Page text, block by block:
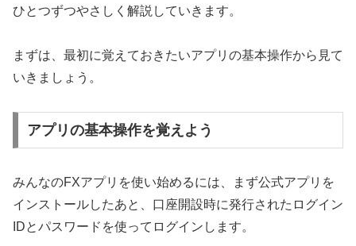
ひとつずつやさしく解説していきます。
まずは、最初に覚えておきたいアプリの基本操作から見て
いきましょう。
アプリの基本操作を覚えよう
みんなのFXアプリを使い始めるには、まず公式アプリを
インストールしたあと、口座開設時に発行されたログイン
IDとパスワードを使ってログインします。